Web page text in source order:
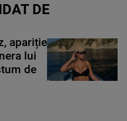
DE
apariție
lui
de